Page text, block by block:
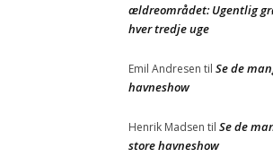
ældreområdet: Ugentlig
hver tredje uge
Emil Andresen til Se de
havneshow
Henrik Madsen til Se de
store havneshow